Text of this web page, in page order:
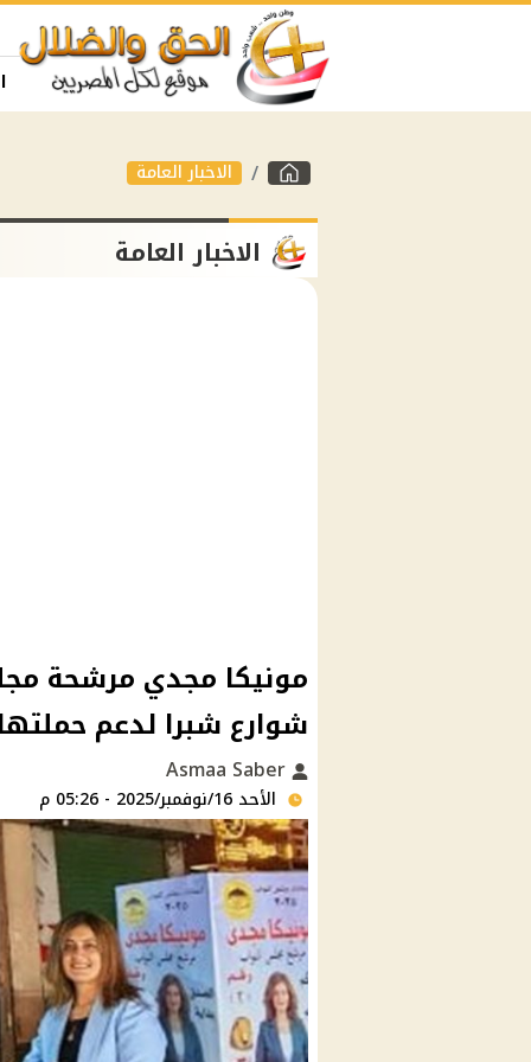
الاخبار العامة
الاخبار العامة
مونيكا مجدي مرشحة
شوارع شبرا لدعم حملتها
الأحد 16/نوفمبر/2025 - 05:26 م